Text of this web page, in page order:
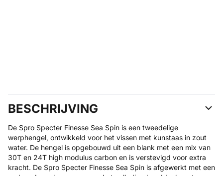
BESCHRIJVING
De Spro Specter Finesse Sea Spin is een tweedelige
werphengel, ontwikkeld voor het vissen met kunstaas in zout
water. De hengel is opgebouwd uit een blank met een mix van
30T en 24T high modulus carbon en is verstevigd voor extra
kracht. De Spro Specter Finesse Sea Spin is afgewerkt met een